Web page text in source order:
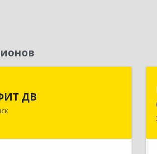
ДВ
Хабаровский край, Хабаровск
Амурского ул, дом № 25,